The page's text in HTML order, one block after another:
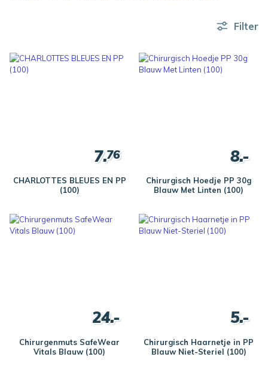
Filter
CHARLOTTES BLEUES EN PP
(100)
7.76
Chirurgisch Hoedje PP 30g
Blauw Met Linten (100)
8.-
Chirurgenmuts SafeWear
Vitals Blauw (100)
24.-
Chirurgisch Haarnetje in PP
Blauw Niet-Steriel (100)
5.-